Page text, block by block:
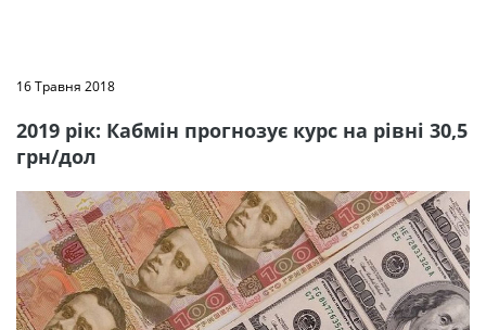
16 Травня 2018
2019 рік: Кабмін прогнозує курс на рівні 30,5
грн/дол